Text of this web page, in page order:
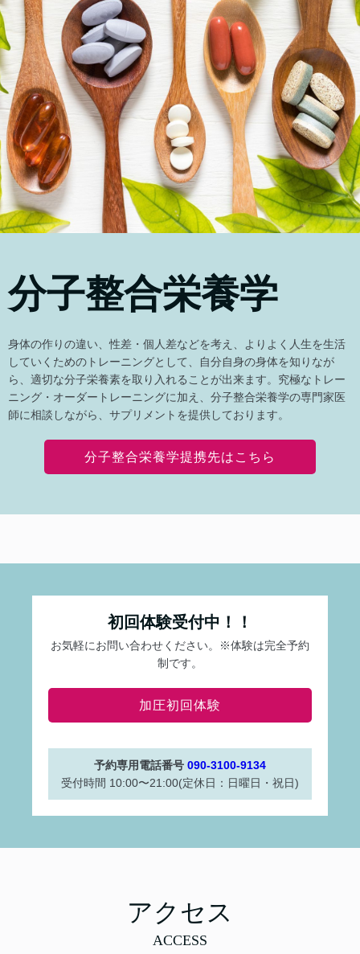
分子整合栄養学
身体の作りの違い、性差・個人差などを考え、よりよく人生を生活
していくためのトレーニングとして、自分自身の身体を知りなが
ら、適切な分子栄養素を取り入れることが出来ます。究極なトレー
ニング・オーダートレーニングに加え、分子整合栄養学の専門家医
師に相談しながら、サプリメントを提供しております。
分子整合栄養学提携先はこちら
初回体験受付中！！
お気軽にお問い合わせください。※体験は完全予約
制です。
加圧初回体験
予約専用電話番号 090-3100-9134
受付時間 10:00〜21:00(定休日：日曜日・祝日)
アクセス
ACCESS